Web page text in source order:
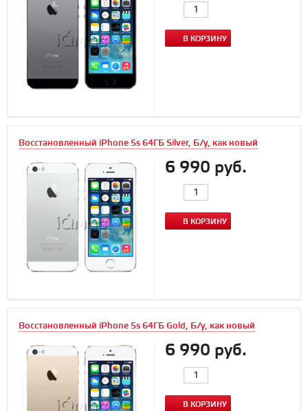
В КОРЗИНУ
Восстановленный iPhone 5s 64ГБ Silver, Б/у, как новый
6 990 руб.
В КОРЗИНУ
Восстановленный iPhone 5s 64ГБ Gold, Б/у, как новый
6 990 руб.
В КОРЗИНУ